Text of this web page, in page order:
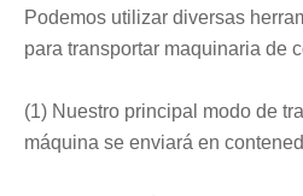
Podemos utilizar diversas
para transportar maquinaria de
(1) Nuestro principal modo de
máquina se enviará en